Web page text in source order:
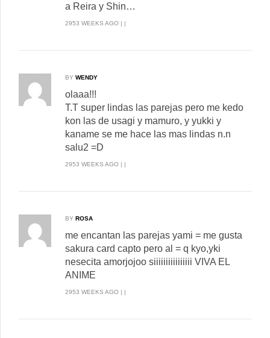
a Reira y Shin…
2953 WEEKS AGO | |
BY WENDY
olaaa!!!
T.T super lindas las parejas pero me kedo
kon las de usagi y mamuro, y yukki y
kaname se me hace las mas lindas n.n
salu2 =D
2953 WEEKS AGO | |
BY ROSA
me encantan las parejas yami = me gusta
sakura card capto pero al = q kyo,yki
nesecita amorjojoo siiiiiiiiiiiiiiii VIVA EL
ANIME
2953 WEEKS AGO | |